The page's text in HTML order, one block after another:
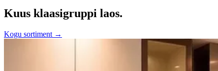
Kuus klaasigruppi laos.
Kogu sortiment →